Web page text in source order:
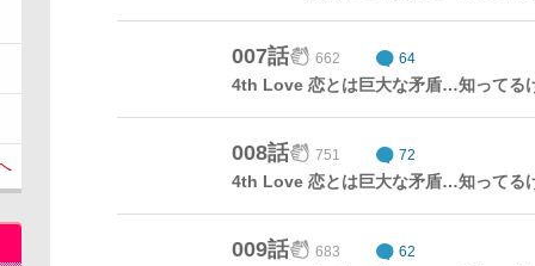
007話 662 64
4th Love 恋とは巨大な矛盾…知ってる
008話 751 72
4th Love 恋とは巨大な矛盾…知ってる
009話 683 62